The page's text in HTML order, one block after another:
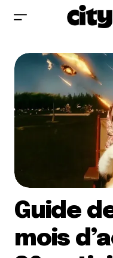
Guide
mois